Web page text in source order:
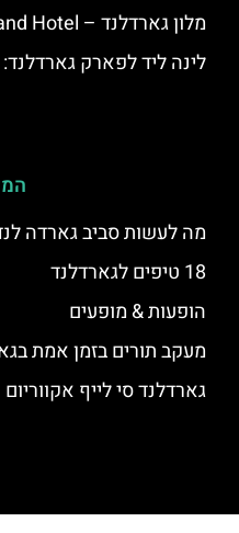
מלון גארדלנד – Gardaland Hotel
לינה ליד לפארק גארדלנד:
מה לעשות סביב גארדה
18 טיפים לגארדלנד
הופעות & מופעים
מעקב תורים בזמן אמת
גארדלנד סי לייף